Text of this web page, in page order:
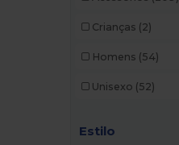
Crianças (2)
Homens (54)
Unisexo (52)
Estilo